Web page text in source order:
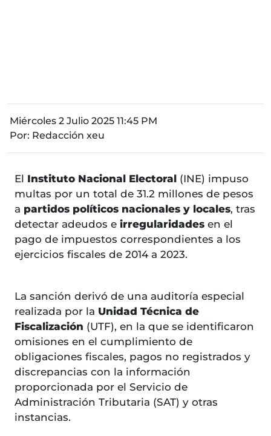
Miércoles 2 Julio 2025 11:45 PM
Por: Redacción xeu
El Instituto Nacional Electoral (INE) impuso
multas por un total de 31.2 millones de pesos
a partidos políticos nacionales y locales, tras
detectar adeudos e irregularidades en el
pago de impuestos correspondientes a los
ejercicios fiscales de 2014 a 2023.
La sanción derivó de una auditoría especial
realizada por la Unidad Técnica de
Fiscalización (UTF), en la que se identificaron
omisiones en el cumplimiento de
obligaciones fiscales, pagos no registrados y
discrepancias con la información
proporcionada por el Servicio de
Administración Tributaria (SAT) y otras
instancias.